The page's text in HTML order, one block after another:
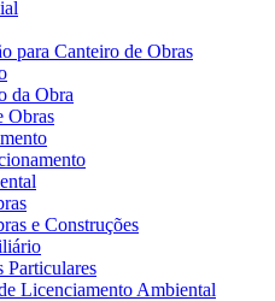
para Canteiro de Obras
da Obra
Obras
e Construções
Particulares
Licenciamento Ambiental